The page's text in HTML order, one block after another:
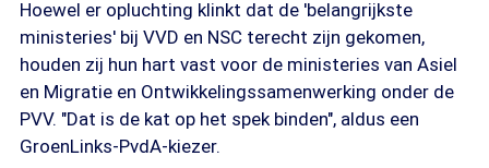
Hoewel er opluchting klinkt dat de 'belangrijkste
ministeries' bij VVD en NSC terecht zijn gekomen,
houden zij hun hart vast voor de ministeries van Asiel
en Migratie en Ontwikkelingssamenwerking onder de
PVV. "Dat is de kat op het spek binden", aldus een
GroenLinks-PvdA-kiezer.